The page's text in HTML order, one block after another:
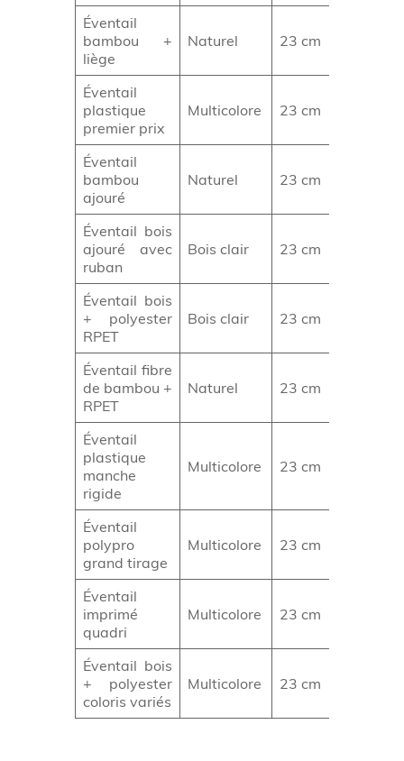
Éventail
bambou +
liège
Naturel 23 cm
Éventail
plastique
premier prix
Multicolore 23 cm
Éventail
bambou
ajouré
Naturel 23 cm
Éventail bois
ajouré avec
ruban
Bois clair 23 cm
Éventail bois
+ polyester
RPET
Bois clair 23 cm
Éventail fibre
de bambou +
RPET
Naturel 23 cm
Éventail
plastique
manche
rigide
Multicolore 23 cm
Éventail
polypro
grand tirage
Multicolore 23 cm
Éventail
imprimé
quadri
Multicolore 23 cm
Éventail bois
+ polyester
coloris variés
Multicolore 23 cm